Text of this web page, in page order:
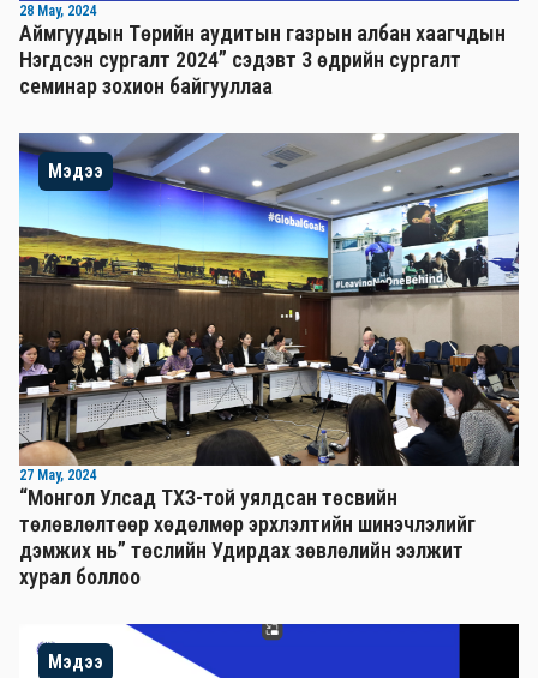
28 May, 2024
Аймгуудын Төрийн аудитын газрын албан хаагчдын
Нэгдсэн сургалт 2024” сэдэвт 3 өдрийн сургалт
семинар зохион байгууллаа
Мэдээ
27 May, 2024
“Монгол Улсад ТХЗ-той уялдсан төсвийн
төлөвлөлтөөр хөдөлмөр эрхлэлтийн шинэчлэлийг
дэмжих нь” төслийн Удирдах зөвлөлийн ээлжит
хурал боллоо
Мэдээ